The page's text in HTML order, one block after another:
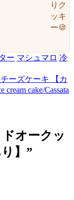
りク
ッキ
ー🍪
ー マシュマロ 冷
ーズケーキ 【カ
cake/Cassata
ドオークッ
】 ”